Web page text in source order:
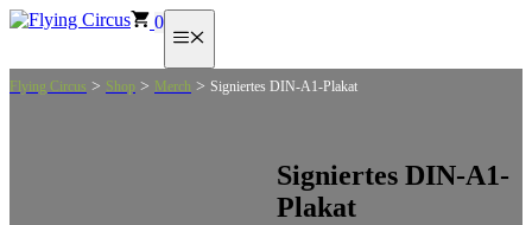
Zum
0
Menü
Flying Circus > Shop > Merch > Signiertes DIN-A1-Plakat
Signiertes DIN-A1-
Plakat